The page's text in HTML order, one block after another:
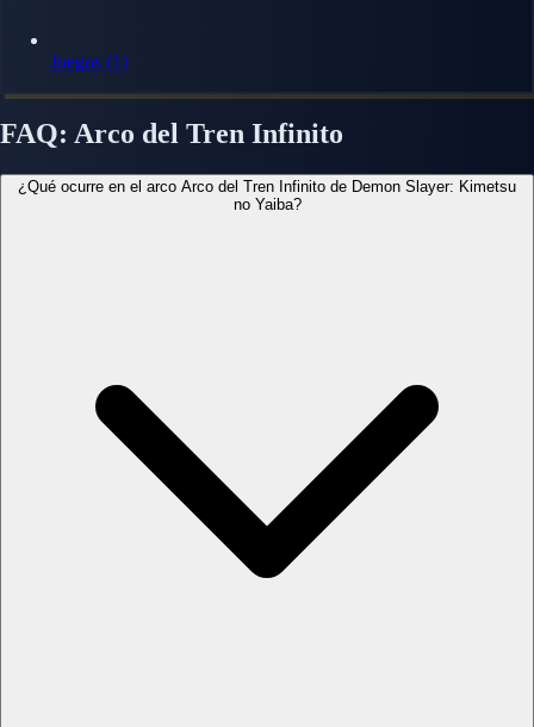
Juegos (1)
FAQ: Arco del Tren Infinito
¿Qué ocurre en el arco Arco del Tren Infinito de Demon Slayer: Kimetsu
no Yaiba?